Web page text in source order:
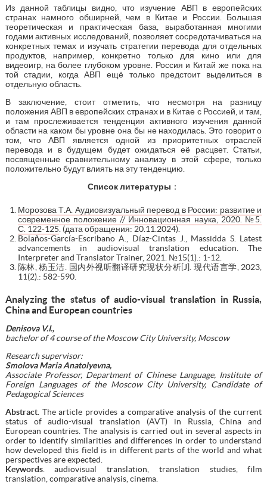
Из данной таблицы видно, что изучение АВП в европейских
странах намного обширней, чем в Китае и России. Большая
теоретическая и практическая база, выработанная многими
годами активных исследований, позволяет сосредотачиваться на
конкретных темах и изучать стратегии перевода для отдельных
продуктов, например, конкретно только для кино или для
видеоигр, на более глубоком уровне. Россия и Китай же пока на
той стадии, когда АВП ещё только предстоит выделиться в
отдельную область.
В заключение, стоит отметить, что несмотря на разницу
положения АВП в европейских странах и в Китае с Россией, и там,
и там прослеживается тенденция активного изучения данной
области на каком бы уровне она бы не находилась. Это говорит о
том, что АВП является одной из приоритетных отраслей
перевода и в будущем будет ожидаться её расцвет. Статьи,
посвященные сравнительному анализу в этой сфере, только
положительно будут влиять на эту тенденцию.
Список литературы ：
Морозова Т.А. Аудиовизуальный перевод в России: развитие и
современное положение // Инновационная наука, 2020. №5.
С. 122-125 . (дата обращения: 20.11.2024).
Bolaños-García-Escribano A., Díaz-Cintas J., Massidda S. Latest
advancements in audiovisual translation education. The
Interpreter and Translator Trainer, 2021. №15(1).: 1-12.
陈林, 杨玉洁. 国内外视听翻译研究现状分析[J]. 现代语言学, 2023,
11(2).: 582-590.
Analyzing the status of audio-visual translation in Russia,
China and European countries
Denisova V.I.,
bachelor of 4 course of the Moscow City University, Moscow
Research supervisor:
Smolova Maria Anatolyevna,
Associate Professor, Department of Chinese Language, Institute of
Foreign Languages of the Moscow City University, Candidate of
Pedagogical Sciences
Abstract. The article provides a comparative analysis of the current
status of audio-visual translation (AVT) in Russia, China and
European countries. The analysis is carried out in several aspects in
order to identify similarities and differences in order to understand
how developed this field is in different parts of the world and what
perspectives are expected.
Keywords. audiovisual translation, translation studies, film
translation, comparative analysis, cinema.